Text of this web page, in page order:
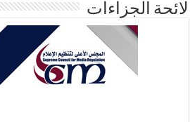
لائحة الجزاءات